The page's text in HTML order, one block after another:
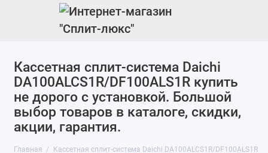
Кассетная сплит-система Daichi
DA100ALCS1R/DF100ALS1R купить
не дорого с установкой. Большой
выбор товаров в каталоге, скидки,
акции, гарантия.
Главная Кассетная сплит-система Daichi DA100ALCS1R/DF100ALS1R